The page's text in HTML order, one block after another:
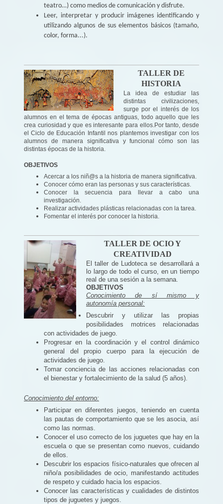
teatro…) como medios de comunicación y disfrute.
Leer, interpretar y producir imágenes identificando y
utilizando algunos de sus elementos básicos (tamaño,
color, forma...).
TALLER DE
HISTORIA
La idea de estudiar las
distintas civilizaciones,
surge por el interés de los
alumnos en el tema de épocas antiguas, todo aquello que les
crea curiosidad y que es interesante para ellos.Por tanto, desde
el Ciclo de Educación Infantil nos plantemos investigar con los
alumnos de manera significativa y funcional cómo son las
distintas épocas de la historia.
OBJETIVOS
Acercar a los niñ@s a la historia de manera significativa.
Conocer cómo eran las personas y sus características.
Conocer la secuencia para llevar a cabo una
investigación.
Realizar actividades plásticas relacionadas con la tarea.
Fomentar el interés por conocer la historia.
TALLER DE OCIO Y
CREATIVIDAD
El taller de Ludoteca se desarrollará a
lo largo de todo el curso, en un tiempo
real de una sesión a la semana.
OBJETIVOS
Conocimiento de sí mismo y
autonomía personal:
Descubrir y utilizar las propias
posibilidades motrices relacionadas
con actividades de juego.
Progresar en la coordinación y el control dinámico
general del propio cuerpo para la ejecución de
actividades de juego.
Tomar conciencia de las acciones relacionadas con
el bienestar y fortalecimiento de la salud (5 años).
Conocimiento del entorno:
Participar en diferentes juegos, teniendo en cuenta
las pautas de comportamiento que se les asocia, así
como las normas.
Conocer el uso correcto de los juguetes que hay en la
escuela o que se presentan como nuevos, cuidando
de ellos.
Descubrir los espacios físico-naturales que ofrecen al
niño/a posibilidades de ocio, manifestando actitudes
de respeto y cuidado hacia los espacios.
Conocer las características y cualidades de distintos
tipos de juguetes y juegos.